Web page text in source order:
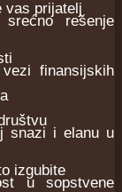
vas prijatelj
rešenje
finansijskih
snazi i elanu u
izgubite
u sopstvene